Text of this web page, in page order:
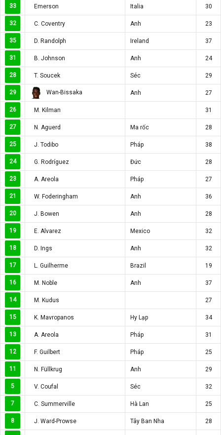
33 Emerson Italia 30
32 C. Coventry Anh 23
35 D. Randolph Ireland 37
31 B. Johnson Anh 24
28 T. Soucek Séc 29
29 Wan-Bissaka Anh 27
26 M. Kilman 31
27 N. Aguerd Ma rốc 28
25 J. Todibo Pháp 38
24 G. Rodríguez Đức 28
23 A. Areola Pháp 27
21 W. Foderingham Anh 36
20 J. Bowen Anh 28
19 E. Alvarez Mexico 32
18 D. Ings Anh 32
17 L. Guilherme Brazil 19
16 M. Noble Anh 37
14 M. Kudus 27
15 K. Mavropanos Hy Lạp 34
13 A. Areola Pháp 31
12 F. Guilbert Pháp 25
11 N. Füllkrug Anh 29
5 V. Coufal Séc 32
7 C. Summerville Hà Lan 25
8 J. Ward-Prowse Tây Ban Nha 28